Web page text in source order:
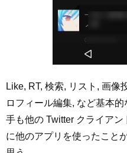
Like, RT, 検索, リスト, 画像
ロフィール編集, など基本
手も他の Twitter クライア
に他のアプリを使ったこと